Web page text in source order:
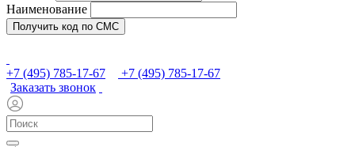
Наименование
Получить код по СМС
+7 (495) 785-17-67
+7 (495) 785-17-67
Заказать звонок